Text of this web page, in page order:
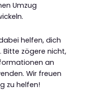
Umzug
helfen, dich
Bitte zögere nicht,
an
Wir freuen
zu helfen!